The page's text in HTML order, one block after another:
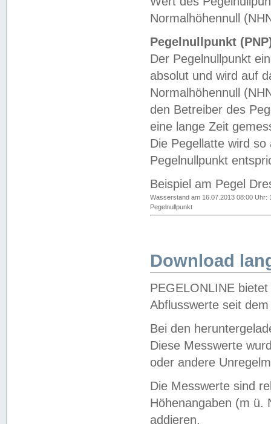
Normalhöhennull
Pegelnullpunkt
Der Pegelnullpunkt
absolut und wird auf
Normalhöhennull
den Betreiber des
eine lange Zeit
Die Pegellatte wird
Pegelnullpunkt
Beispiel am Pegel
Wasserstand am 16.07.2013 08:00 Uhr:
Pegelnullpunkt
Download
PEGELONLINE
Abflusswerte seit
Bei den
Diese Messwerte
oder andere
Die Messwerte sind
Höhenangaben (m ü.
addieren.